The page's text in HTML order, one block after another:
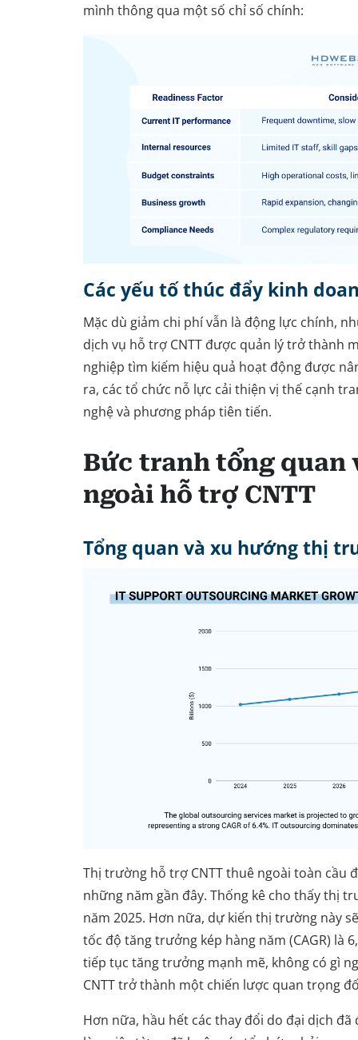
mình thông qua một số chỉ số chính:
Các yếu tố thúc đẩy kinh
Mặc dù giảm chi phí vẫn là động lực chính,
dịch vụ hỗ trợ CNTT được quản lý trở thành
nghiệp tìm kiếm hiệu quả hoạt động được
ra, các tổ chức nỗ lực cải thiện vị thế cạnh
nghệ và phương pháp tiên tiến.
Bức tranh tổng quan
ngoài hỗ trợ CNTT
Tổng quan và xu hướng thị
Thị trường hỗ trợ CNTT thuê ngoài toàn cầu
những năm gần đây. Thống kê cho thấy thị
năm 2025. Hơn nữa, dự kiến thị trường này
tốc độ tăng trưởng kép hàng năm (CAGR) là
tiếp tục tăng trưởng mạnh mẽ, không có gì
CNTT trở thành một chiến lược quan trọng
Hơn nữa, hầu hết các thay đổi do đại dịch